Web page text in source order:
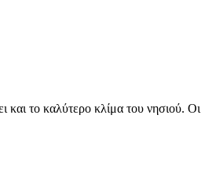
και το καλύτερο κλίμα του νησιού. Οι